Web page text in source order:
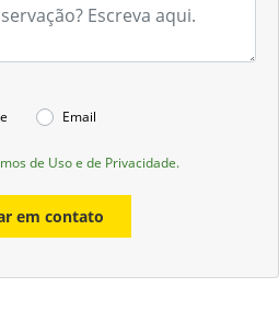
Email
de Uso e de Privacidade.
em contato